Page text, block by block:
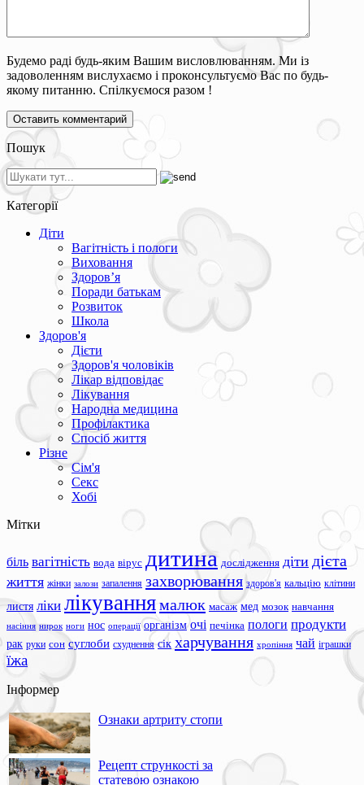
Будемо раді будь-яким Вашим висловлюванням. Ми із
задоволенням вислухаємо і проконсультуємо Вас по будь-
якому питанню. Спілкуємося разом !
Пошук
Категорії
Діти
Вагітність і пологи
Виховання
Здоров’я
Поради батькам
Розвиток
Школа
Здоров'я
Дієти
Здоров'я чоловіків
Лікар відповідає
Лікування
Народна медицина
Профілактика
Спосіб життя
Різне
Сім'я
Секс
Хобі
Мітки
біль вагітність вода вірус дитина дослідження діти дієта
життя жінки залози запалення захворювання здоров'я кальцію клітини
листя ліки лікуваннямалюк масаж мед мозок навчання
насіння нирок ноги нос операції організм очі печінка пологи продукти
рак руки сон суглоби схуднення сік харчування хропіння чай іграшки
їжа
Інформер
Ознаки артриту стопи
Рецепт стрункості за
статевою ознакою